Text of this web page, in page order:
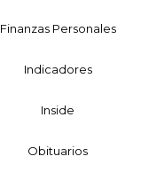
Finanzas Personales
Indicadores
Inside
Obituarios